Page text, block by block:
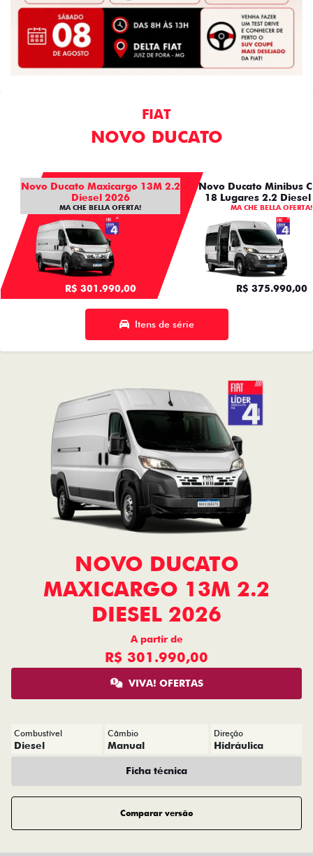
FIAT
NOVO DUCATO
Novo Ducato Maxicargo 13M 2.2
Diesel 2026
MA CHE BELLA OFERTA!
R$ 301.990,00
Novo Ducato Minibus
18 Lugares 2.2
MA CHE BELLA OFERTA!
R$ 375.990,00
Itens de série
NOVO DUCATO
MAXICARGO 13M 2.2
DIESEL 2026
A partir de
R$ 301.990,00
VIVA! OFERTAS
Combustível
Diesel
Câmbio
Manual
Direção
Hidráulica
Ficha técnica
Comparar versão